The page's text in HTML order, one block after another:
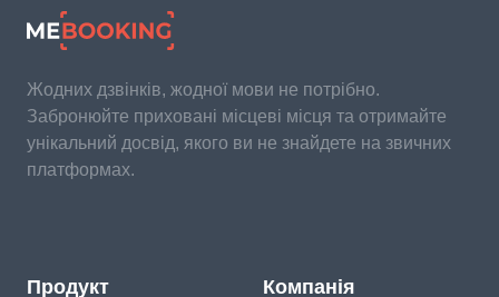
Жодних дзвінків, жодної мови не потрібно.
Забронюйте приховані місцеві місця та отримайте
унікальний досвід, якого ви не знайдете на звичних
платформах.
Продукт Компанія